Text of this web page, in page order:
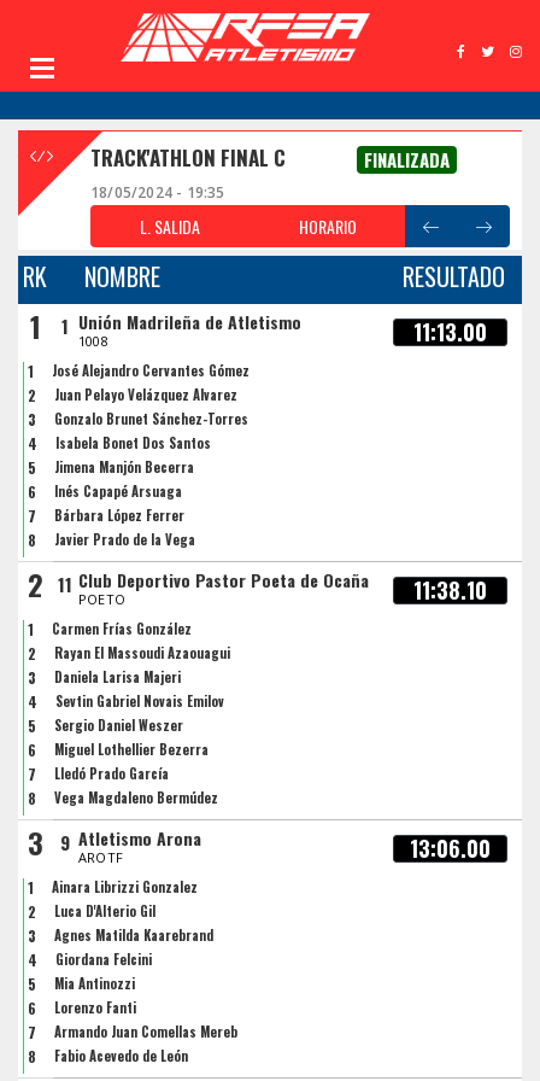
TRACK'ATHLON FINAL C FINALIZADA
18/05/2024 - 19:35
L. SALIDA HORARIO
RK NOMBRE RESULTADO
1 1 Unión Madrileña de Atletismo
1008 11:13.00
1 José Alejandro Cervantes Gómez
2 Juan Pelayo Velázquez Álvarez
3 Gonzalo Brunet Sánchez-Torres
4 Isabela Bonet Dos Santos
5 Jimena Manjón Becerra
6 Inés Capapé Arsuaga
7 Bárbara López Ferrer
8 Javier Prado de la Vega
2 11 Club Deportivo Pastor Poeta de Ocaña
POETO 11:38.10
1 Carmen Frías González
2 Rayan El Massoudi Azaouagui
3 Daniela Larisa Majeri
4 Sevtin Gabriel Novais Emilov
5 Sergio Daniel Weszer
6 Miguel Lothellier Bezerra
7 Lledó Prado García
8 Vega Magdaleno Bermúdez
3 9 Atletismo Arona
AROTF 13:06.00
1 Ainara Librizzi Gonzalez
2 Luca D'Alterio Gil
3 Agnes Matilda Kaarebrand
4 Giordana Felcini
5 Mia Antinozzi
6 Lorenzo Fanti
7 Armando Juan Comellas Mereb
8 Fabio Acevedo de León